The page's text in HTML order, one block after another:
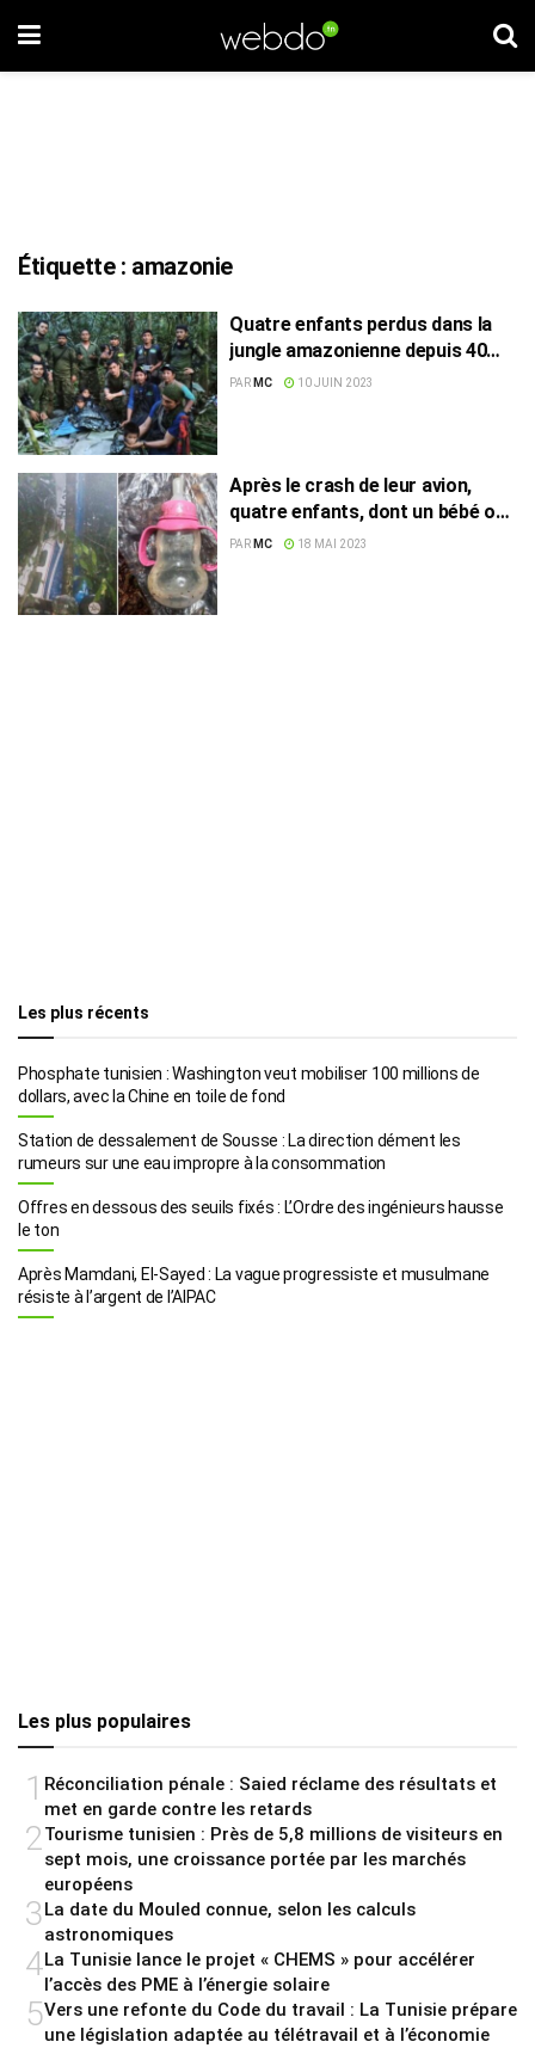
Étiquette : amazonie
Quatre enfants perdus dans la
jungle amazonienne depuis 40
jours retrouvés vivants
PAR MC 10 JUIN 2023
Après le crash de leur avion,
quatre enfants, dont un bébé ont
survécu 17 jours dans l’Amazonie
PAR MC 18 MAI 2023
Les plus récents
Phosphate tunisien : Washington veut mobiliser 100 millions de
dollars, avec la Chine en toile de fond
Station de dessalement de Sousse : La direction dément les
rumeurs sur une eau impropre à la consommation
Offres en dessous des seuils fixés : L’Ordre des ingénieurs hausse
le ton
Après Mamdani, El-Sayed : La vague progressiste et musulmane
résiste à l’argent de l’AIPAC
Les plus populaires
1 Réconciliation pénale : Saied réclame des résultats et
met en garde contre les retards
2Tourisme tunisien : Près de 5,8 millions de visiteurs en
sept mois, une croissance portée par les marchés
européens
3La date du Mouled connue, selon les calculs
astronomiques
4La Tunisie lance le projet « CHEMS » pour accélérer
l’accès des PME à l’énergie solaire
5Vers une refonte du Code du travail : La Tunisie prépare
une législation adaptée au télétravail et à l’économie